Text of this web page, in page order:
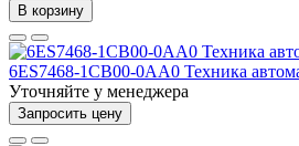
В корзину
6ES7468-1CB00-0AA0 Техника
Уточняйте у менеджера
Запросить цену